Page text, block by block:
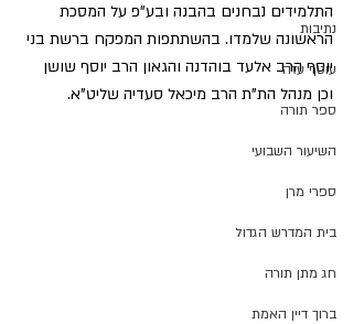
נתיבות
עוטף עזה
ספר תורה
השיעור השבועי
ספרי מרן
בית המדרש הגדול
חג מתן תורה
ברוך דיין האמת
התלמידים נבחנים בהבנה ובע"פ על המסכת
הראשונה שלמדו. בהשתתפות המפקח ברשת בני
יוסף הרב אלעד בוהדנה והגאון הרב יוסף שושן
וכן מנהל הת"ת הרב מיכאל סעדיה שליט"א.